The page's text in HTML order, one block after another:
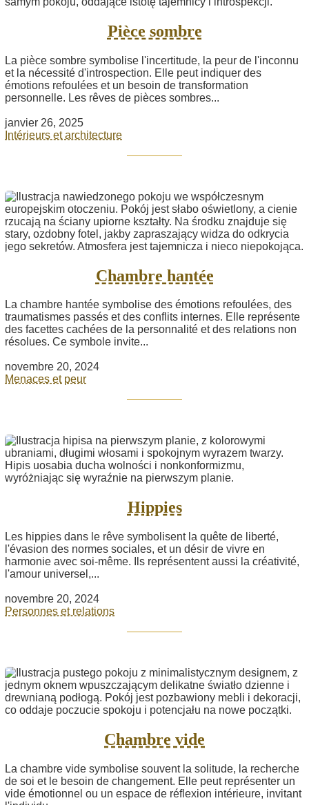
Pièce sombre
La pièce sombre symbolise l'incertitude, la peur de l'inconnu
et la nécessité d'introspection. Elle peut indiquer des
émotions refoulées et un besoin de transformation
personnelle. Les rêves de pièces sombres...
janvier 26, 2025
Intérieurs et architecture
Chambre hantée
La chambre hantée symbolise des émotions refoulées, des
traumatismes passés et des conflits internes. Elle représente
des facettes cachées de la personnalité et des relations non
résolues. Ce symbole invite...
novembre 20, 2024
Menaces et peur
Hippies
Les hippies dans le rêve symbolisent la quête de liberté,
l'évasion des normes sociales, et un désir de vivre en
harmonie avec soi-même. Ils représentent aussi la créativité,
l'amour universel,...
novembre 20, 2024
Personnes et relations
Chambre vide
La chambre vide symbolise souvent la solitude, la recherche
de soi et le besoin de changement. Elle peut représenter un
vide émotionnel ou un espace de réflexion intérieure, invitant